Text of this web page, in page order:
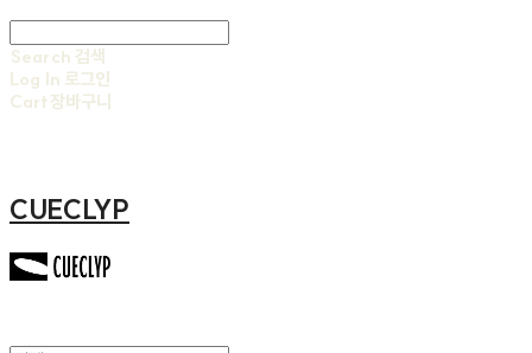
Search 검색
Log In 로그인
Cart장바구니
CUECLYP